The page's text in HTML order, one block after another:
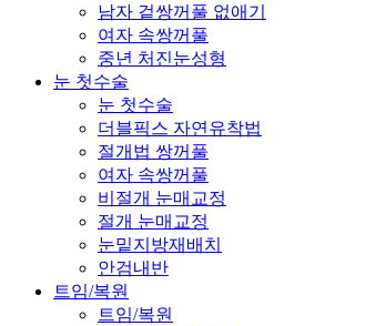
남자 겉쌍꺼풀 없애기
여자 속쌍꺼풀
중년 처진눈성형
눈 첫수술
눈 첫수술
더블픽스 자연유착법
절개법 쌍꺼풀
여자 속쌍꺼풀
비절개 눈매교정
절개 눈매교정
눈밑지방재배치
안검내반
트임/복원
트임/복원